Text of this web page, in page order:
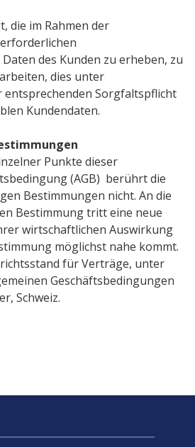
die im Rahmen der
des Kunden zu erheben, zu
dies unter
entsprechenden Sorgfaltspflicht
Kundendaten.
Punkte dieser
(AGB) berührt die
Bestimmungen nicht. An die
Bestimmung tritt eine neue
wirtschaftlichen Auswirkung
möglichst nahe kommt.
für Verträge, unter
Geschäftsbedingungen
Schweiz.